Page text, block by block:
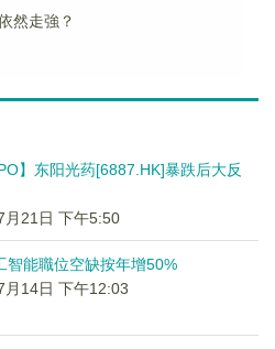
然走強？
】东阳光药[6887.HK]暴跌后大反
月21日 下午5:50
智能職位空缺按年增50%
月14日 下午12:03